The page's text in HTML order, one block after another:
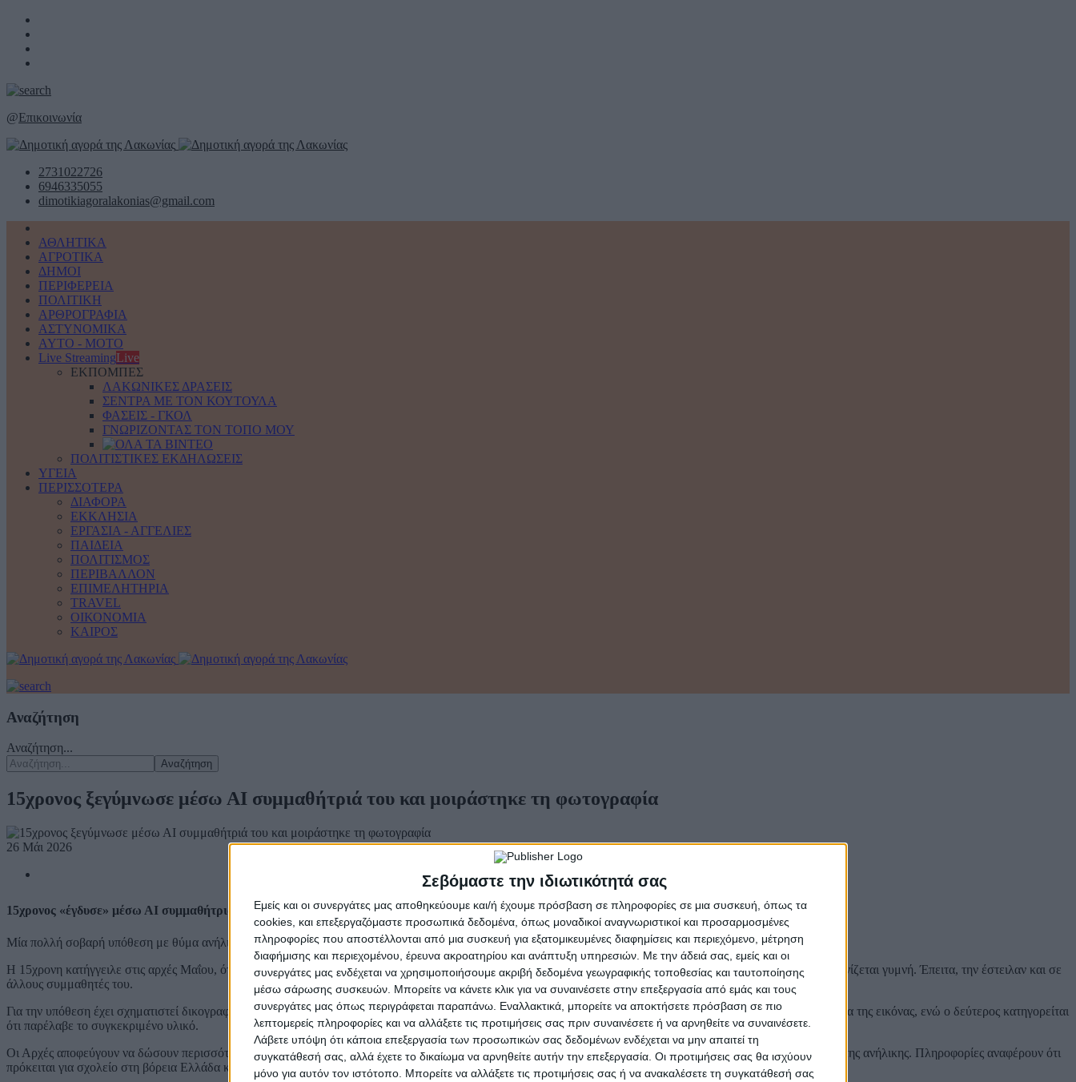
Σεβόμαστε την ιδιωτικότητά σας
Εμείς και οι συνεργάτες μας αποθηκεύουμε και/ή έχουμε πρόσβαση σε πληροφορίες σε μια συσκευή, όπως τα
cookies, και επεξεργαζόμαστε προσωπικά δεδομένα, όπως μοναδικοί αναγνωριστικοί και προσαρμοσμένες
πληροφορίες που αποστέλλονται από μια συσκευή για εξατομικευμένες διαφημίσεις και περιεχόμενο, μέτρηση
διαφήμισης και περιεχομένου, έρευνα ακροατηρίου και ανάπτυξη υπηρεσιών. Με την άδειά σας, εμείς και οι
συνεργάτες μας ενδέχεται να χρησιμοποιήσουμε ακριβή δεδομένα γεωγραφικής τοποθεσίας και ταυτοποίησης
μέσω σάρωσης συσκευών. Μπορείτε να κάνετε κλικ για να συναινέσετε στην επεξεργασία από εμάς και τους
συνεργάτες μας όπως περιγράφεται παραπάνω. Εναλλακτικά, μπορείτε να αποκτήσετε πρόσβαση σε πιο
λεπτομερείς πληροφορίες και να αλλάξετε τις προτιμήσεις σας πριν συναινέσετε ή να αρνηθείτε να συναινέσετε.
Λάβετε υπόψη ότι κάποια επεξεργασία των προσωπικών σας δεδομένων ενδέχεται να μην απαιτεί τη
συγκατάθεσή σας, αλλά έχετε το δικαίωμα να αρνηθείτε αυτήν την επεξεργασία. Οι προτιμήσεις σας θα ισχύουν
μόνο για αυτόν τον ιστότοπο. Μπορείτε να αλλάξετε τις προτιμήσεις σας ή να ανακαλέσετε τη συγκατάθεσή σας
@Επικοινωνία
2731022726
6946335055
dimotikiagoralakonias@gmail.com
ΑΘΛΗΤΙΚΑ
ΑΓΡΟΤΙΚΑ
ΔΗΜΟΙ
ΠΕΡΙΦΕΡΕΙΑ
ΠΟΛΙΤΙΚΗ
ΑΡΘΡΟΓΡΑΦΙΑ
ΑΣΤΥΝΟΜΙΚΑ
AYTO - MOTO
Live StreamingLive
ΕΚΠΟΜΠΕΣ
ΛΑΚΩΝΙΚΕΣ ΔΡΑΣΕΙΣ
ΣΕΝΤΡΑ ΜΕ ΤΟΝ ΚΟΥΤΟΥΛΑ
ΦΑΣΕΙΣ - ΓΚΟΛ
ΓΝΩΡΙΖΟΝΤΑΣ ΤΟΝ ΤΟΠΟ ΜΟΥ
ΠΟΛΙΤΙΣΤΙΚΕΣ ΕΚΔΗΛΩΣΕΙΣ
ΥΓΕΙΑ
ΠΕΡΙΣΣΟΤΕΡΑ
ΔΙΑΦΟΡΑ
ΕΚΚΛΗΣΙΑ
ΕΡΓΑΣΙΑ - ΑΓΓΕΛΙΕΣ
ΠΑΙΔΕΙΑ
ΠΟΛΙΤΙΣΜΟΣ
ΠΕΡΙΒΑΛΛΟΝ
ΕΠΙΜΕΛΗΤΗΡΙΑ
TRAVEL
ΟΙΚΟΝΟΜΙΑ
ΚΑΙΡΟΣ
Αναζήτηση
Αναζήτηση...
Αναζήτηση
15χρονος ξεγύμνωσε μέσω ΑΙ συμμαθήτριά του και μοιράστηκε τη φωτογραφία
26 Μάι 2026
15χρονος «έγδυσε» μέσω ΑΙ συμμαθήτριά του και μοιράστηκε τη φωτογραφία
Μία πολλή σοβαρή υπόθεση με θύμα ανήλικη μαθήτρια σε σχολείο της βόρειας Ελλάδας, διερευνούν οι αρχές.
Η 15χρονη κατήγγειλε στις αρχές Μαΐου, ότι δύο συνομήλικοι της πήραν φωτογραφία της και την επεξεργάστηκαν μέσωτεχνητής νοημοσύνης, έτσι ώστε να απεικονίζεται γυμνή. Έπειτα, την έστειλαν και σε
άλλους συμμαθητές του.
Για την υπόθεση έχει σχηματιστεί δικογραφία σε βάρος δύο 15χρονων που έχουν πλέον ταυτοποιηθεί από τις Αρχές. Ο ένας φέρεται να προχώρησε στην επεξεργασία της εικόνας, ενώ ο δεύτερος κατηγορείται
ότι παρέλαβε το συγκεκριμένο υλικό.
Οι Αρχές αποφεύγουν να δώσουν περισσότερα στοιχεία για το σχολείο ή την περιοχή όπου σημειώθηκε το περιστατικό, προκειμένου να προστατευθεί η ταυτότητα της ανήλικης. Πληροφορίες αναφέρουν ότι
πρόκειται για σχολείο στη βόρεια Ελλάδα και πιθανότατα στην περιοχή του Κιλκίς.